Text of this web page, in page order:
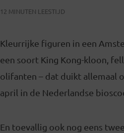
12 MINUTEN LEESTIJD
Kleurrijke figuren in een
een soort King Kong-kloon,
olifanten – dat duikt allemaal
april in de Nederlandse
En toevallig ook nog eens